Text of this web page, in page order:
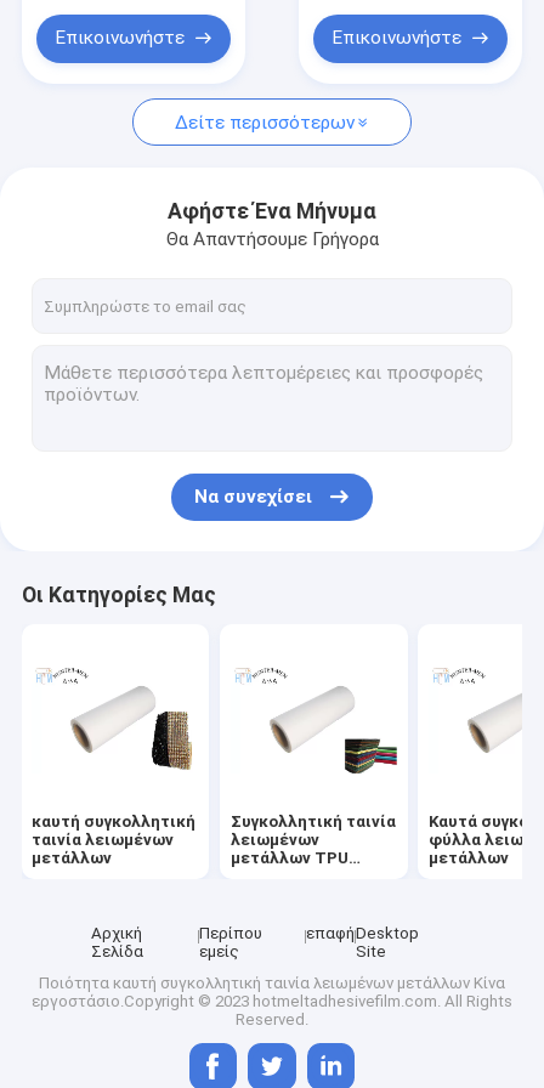
Επικοινωνήστε Επικοινωνήστε
Δείτε περισσότερων
Αφήστε Ένα Μήνυμα
Θα Απαντήσουμε Γρήγορα
Να συνεχίσει
Οι Κατηγορίες Μας
καυτή συγκολλητική
ταινία λειωμένων
μετάλλων
Συγκολλητική ταινία
λειωμένων
μετάλλων TPU
Καυτά
φύλλα
μετάλλων
Αρχική
Σελίδα
Περίπου
εμείς
επαφήDesktop
Site
Ποιότητα καυτή συγκολλητική ταινία λειωμένων μετάλλων Κίνα
εργοστάσιο.Copyright © 2023 hotmeltadhesivefilm.com. All Rights
Reserved.